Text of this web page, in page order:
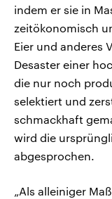
indem er sie in
zeitökonomisch
Eier und anderes
Desaster einer
die nur noch
selektiert und
schmackhaft
wird die
abgesprochen.
„Als alleiniger